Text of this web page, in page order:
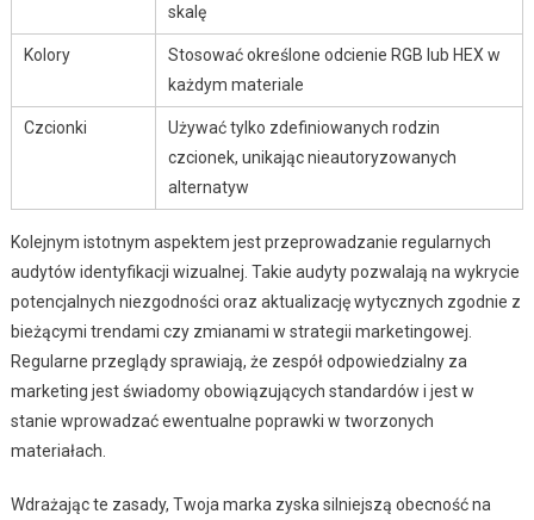
skalę
Kolory
Stosować określone odcienie RGB lub HEX w
każdym materiale
Czcionki
Używać tylko zdefiniowanych rodzin
czcionek, unikając nieautoryzowanych
alternatyw
Kolejnym istotnym aspektem jest przeprowadzanie regularnych
audytów identyfikacji wizualnej. Takie audyty pozwalają na wykrycie
potencjalnych niezgodności oraz aktualizację wytycznych zgodnie z
bieżącymi trendami czy zmianami w strategii marketingowej.
Regularne przeglądy sprawiają, że zespół odpowiedzialny za
marketing jest świadomy obowiązujących standardów i jest w
stanie wprowadzać ewentualne poprawki w tworzonych
materiałach.
Wdrażając te zasady, Twoja marka zyska silniejszą obecność na